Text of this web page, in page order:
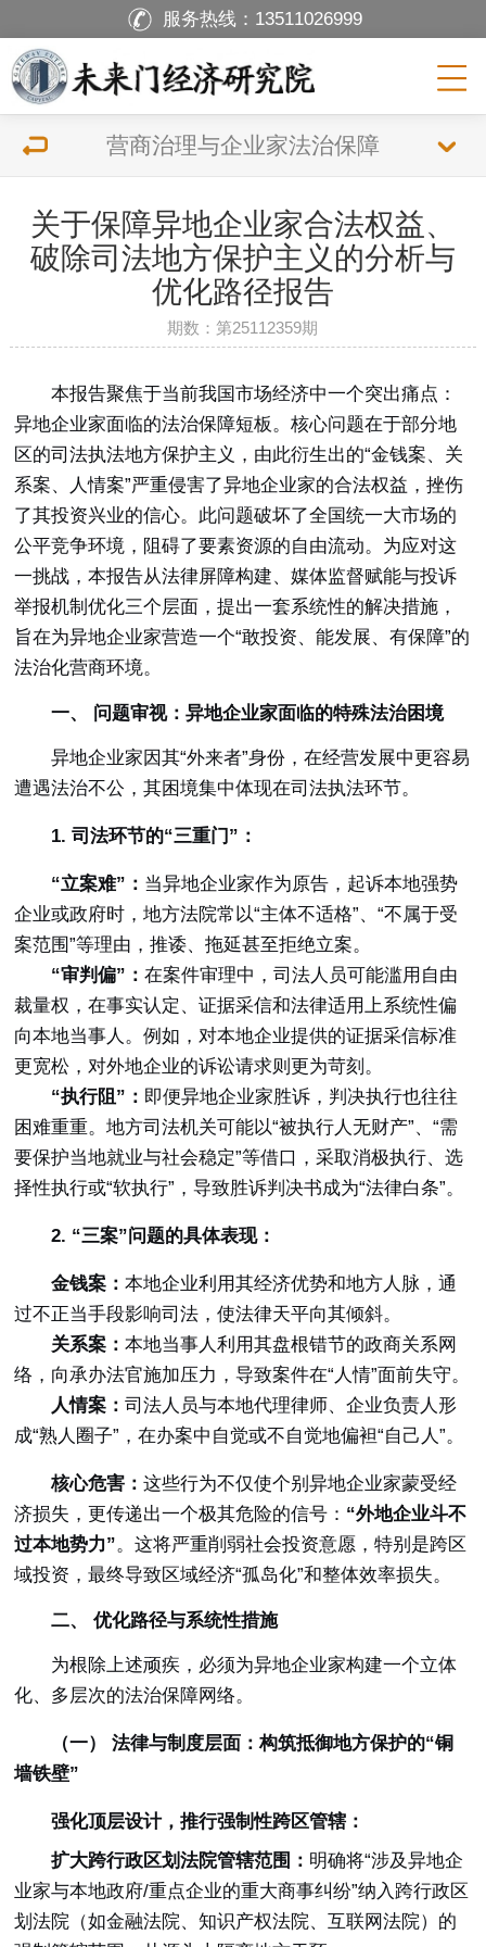
服务热线： 13511026999
营商治理与企业家法治保障
关于保障异地企业家合法权益、
破除司法地方保护主义的分析与
优化路径报告
期数：第25112359期
本报告聚焦于当前我国市场经济中一个突出痛点：
异地企业家面临的法治保障短板。核心问题在于部分地
区的司法执法地方保护主义，由此衍生出的“金钱案、关
系案、人情案”严重侵害了异地企业家的合法权益，挫伤
了其投资兴业的信心。此问题破坏了全国统一大市场的
公平竞争环境，阻碍了要素资源的自由流动。为应对这
一挑战，本报告从法律屏障构建、媒体监督赋能与投诉
举报机制优化三个层面，提出一套系统性的解决措施，
旨在为异地企业家营造一个“敢投资、能发展、有保障”的
法治化营商环境。
一、 问题审视：异地企业家面临的特殊法治困境
异地企业家因其“外来者”身份，在经营发展中更容易
遭遇法治不公，其困境集中体现在司法执法环节。
1. 司法环节的“三重门”：
“立案难”： 当异地企业家作为原告，起诉本地强势
企业或政府时，地方法院常以“主体不适格”、“不属于受
案范围”等理由，推诿、拖延甚至拒绝立案。
“审判偏”：在案件审理中，司法人员可能滥用自由
裁量权，在事实认定、证据采信和法律适用上系统性偏
向本地当事人。例如，对本地企业提供的证据采信标准
更宽松，对外地企业的诉讼请求则更为苛刻。
“执行阻”： 即便异地企业家胜诉，判决执行也往往
困难重重。地方司法机关可能以“被执行人无财产”、“需
要保护当地就业与社会稳定”等借口，采取消极执行、选
择性执行或“软执行”，导致胜诉判决书成为“法律白条”。
2. “三案”问题的具体表现：
金钱案：本地企业利用其经济优势和地方人脉，通
过不正当手段影响司法，使法律天平向其倾斜。
关系案：本地当事人利用其盘根错节的政商关系网
络，向承办法官施加压力，导致案件在“人情”面前失守。
人情案：司法人员与本地代理律师、企业负责人形
成“熟人圈子”，在办案中自觉或不自觉地偏袒“自己人”。
核心危害：这些行为不仅使个别异地企业家蒙受经
济损失，更传递出一个极其危险的信号： “外地企业斗不
过本地势力”。这将严重削弱社会投资意愿，特别是跨区
域投资，最终导致区域经济“孤岛化”和整体效率损失。
二、 优化路径与系统性措施
为根除上述顽疾，必须为异地企业家构建一个立体
化、多层次的法治保障网络。
（一） 法律与制度层面：构筑抵御地方保护的“铜
墙铁壁”
强化顶层设计，推行强制性跨区管辖：
扩大跨行政区划法院管辖范围： 明确将“涉及异地企
业家与本地政府/重点企业的重大商事纠纷”纳入跨行政区
划法院（如金融法院、知识产权法院、互联网法院）的